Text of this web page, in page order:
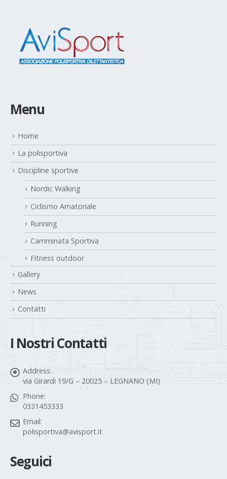
Menu
Home
La polisportiva
Discipline sportive
Nordic Walking
Ciclismo Amatoriale
Running
Camminata Sportiva
Fitness outdoor
Gallery
News
Contatti
I Nostri Contatti
Address:
via Girardi 19/G – 20025 – LEGNANO (MI)
Phone:
0331453333
Email:
polisportiva@avisport.it
Seguici